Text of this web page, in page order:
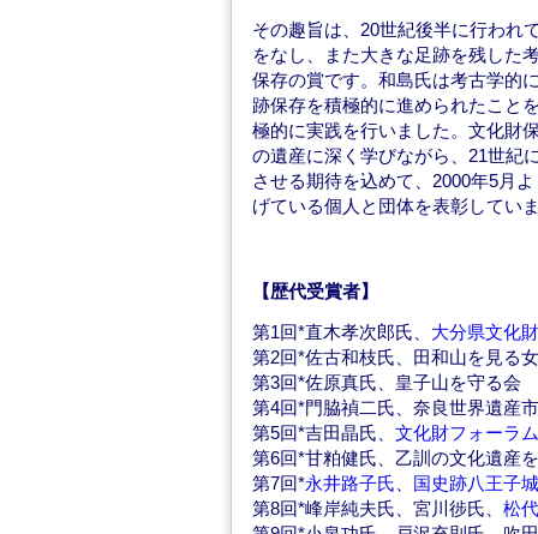
その趣旨は、20世紀後半に行われ
をなし、また大きな足跡を残した
保存の賞です。和島氏は考古学的
跡保存を積極的に進められたこと
極的に実践を行いました。文化財
の遺産に深く学びながら、21世紀
させる期待を込めて、2000年5月
げている個人と団体を表彰してい
【歴代受賞者】
第1回*直木孝次郎氏、 大分県文化
第2回*佐古和枝氏、田和山を見る
第3回*佐原真氏、皇子山を守る会
第4回*門脇禎二氏、奈良世界遺産
第5回*吉田晶氏、 文化財フォーラ
第6回*甘粕健氏、乙訓の文化遺産
第7回*永井路子氏
国史跡八王子
第8回*峰岸純夫氏、宮川徏氏、 松